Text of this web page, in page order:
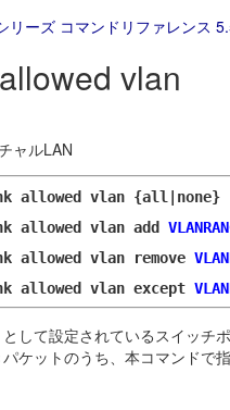
リーズ コマンドリファレンス
vlan
ャルLAN
allowed vlan {all|none}
allowed vlan add
allowed vlan remove
allowed vlan except
して設定されているスイッチ
ケットのうち、本コマンド